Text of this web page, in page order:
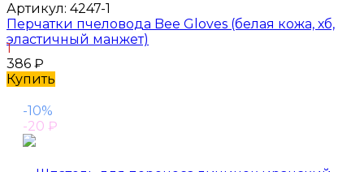
Артикул: 4247-1
Перчатки пчеловода Bee Gloves (белая кожа, хб,
эластичный манжет)
1
386 ₽
Купить
-10%
-20 ₽